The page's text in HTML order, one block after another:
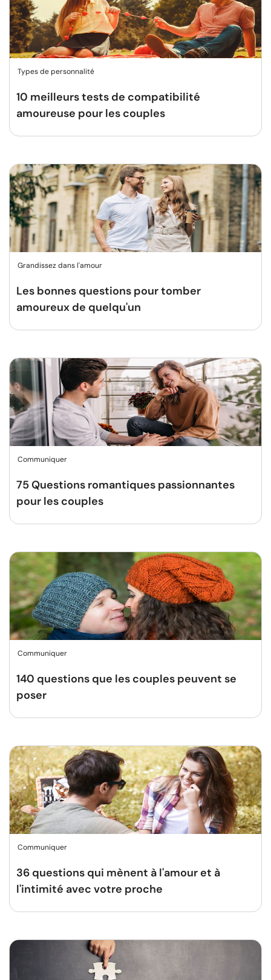
Types de personnalité
10 meilleurs tests de compatibilité
amoureuse pour les couples
Grandissez dans l'amour
Les bonnes questions pour tomber
amoureux de quelqu'un
Communiquer
75 Questions romantiques passionnantes
pour les couples
Communiquer
140 questions que les couples peuvent se
poser
Communiquer
36 questions qui mènent à l'amour et à
l'intimité avec votre proche